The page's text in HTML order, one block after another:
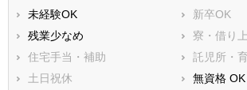
未経験OK
新卒OK
残業少なめ
寮・借り
住宅手当・補助
託児所・
土日祝休
無資格 OK